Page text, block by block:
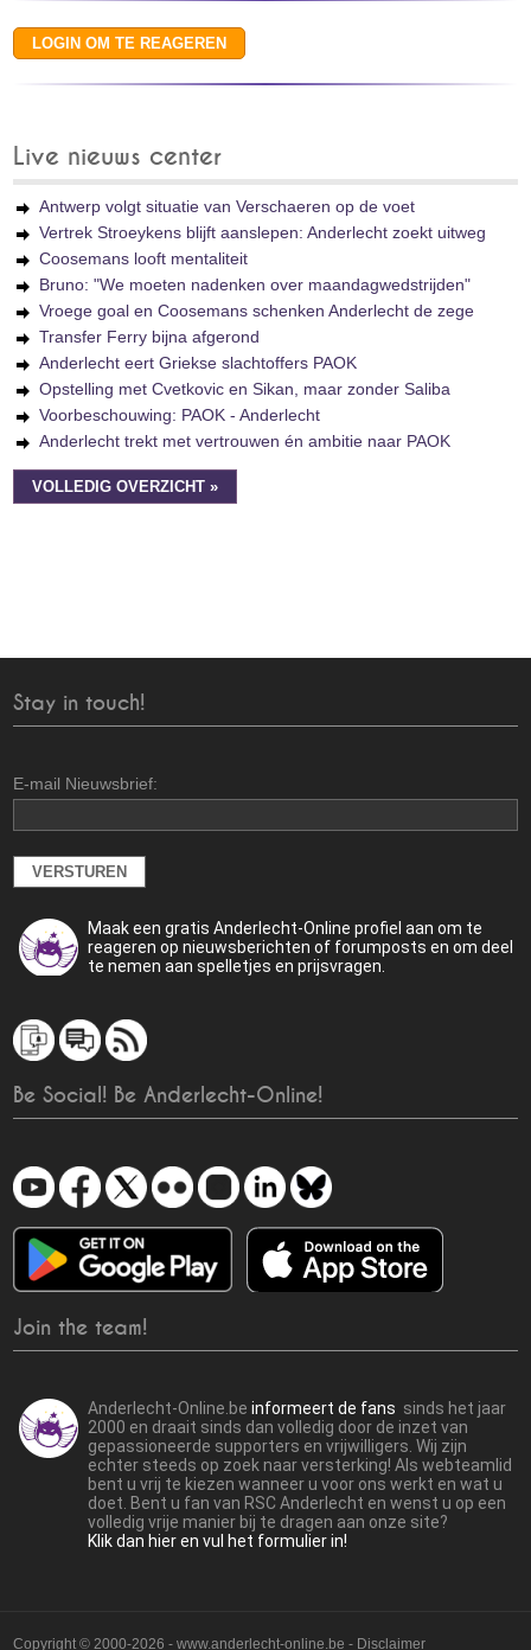
Live nieuws center
Antwerp volgt situatie van Verschaeren op de voet
Vertrek Stroeykens blijft aanslepen: Anderlecht zoekt uitweg
Coosemans looft mentaliteit
Bruno: "We moeten nadenken over maandagwedstrijden"
Vroege goal en Coosemans schenken Anderlecht de zege
Transfer Ferry bijna afgerond
Anderlecht eert Griekse slachtoffers PAOK
Opstelling met Cvetkovic en Sikan, maar zonder Saliba
Voorbeschouwing: PAOK - Anderlecht
Anderlecht trekt met vertrouwen én ambitie naar PAOK
VOLLEDIG OVERZICHT »
Stay in touch!
E-mail Nieuwsbrief:
Maak een gratis Anderlecht-Online profiel aan om te
reageren op nieuwsberichten of forumposts en om deel
te nemen aan spelletjes en prijsvragen.
Be Social! Be Anderlecht-Online!
Join the team!
Anderlecht-Online.beinformeert de fans sinds het jaar
2000 en draait sinds dan volledig door de inzet van
gepassioneerde supporters en vrijwilligers. Wij zijn
echter steeds op zoek naar versterking! Als webteamlid
bent u vrij te kiezen wanneer u voor ons werkt en wat u
doet. Bent u fan van RSC Anderlecht en wenst u op een
volledig vrije manier bij te dragen aan onze site?
Klik dan hier en vul het formulier in!
Copyright © 2000-2026 - www.anderlecht-online.be - Disclaimer